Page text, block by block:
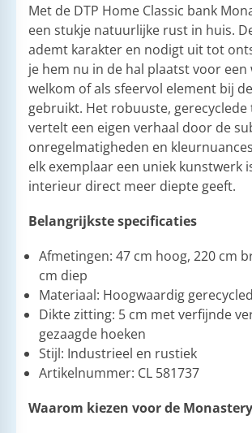
Met de DTP Home Classic bank
een stukje natuurlijke rust in huis.
ademt karakter en nodigt uit tot
je hem nu in de hal plaatst voor een
welkom of als sfeervol element bij
gebruikt. Het robuuste,
vertelt een eigen verhaal door de
onregelmatigheden en
elk exemplaar een uniek kunstwerk
interieur direct meer diepte geeft.
Belangrijkste specificaties
Afmetingen: 47 cm hoog, 220 cm
cm diep
Materiaal: Hoogwaardig
Dikte zitting: 5 cm met verfijnde
gezaagde hoeken
Stijl: Industrieel en rustiek
Artikelnummer: CL 581737
Waarom kiezen voor de